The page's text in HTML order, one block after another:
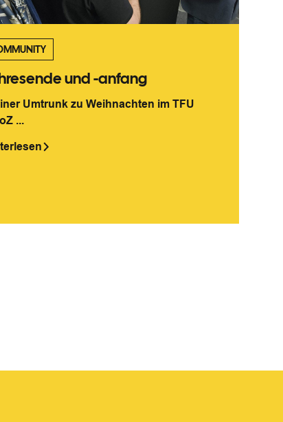
und -anfang
Umtrunk zu Weihnachten im TFU
...